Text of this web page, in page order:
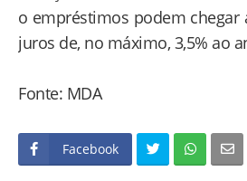
o empréstimos podem chegar
juros de, no máximo, 3,5% ao
Fonte: MDA
Facebook